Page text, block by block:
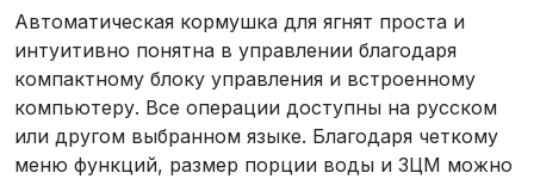
Автоматическая кормушка для ягнят проста и
интуитивно понятна в управлении благодаря
компактному блоку управления и встроенному
компьютеру. Все операции доступны на русском
или другом выбранном языке. Благодаря четкому
меню функций, размер порции воды и ЗЦМ можно